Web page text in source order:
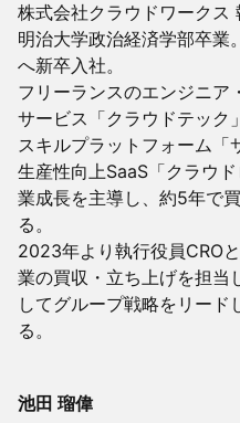
株式会社クラウドワークス
明治大学政治経済学部卒業
へ新卒入社。
フリーランスのエンジニア
サービス「クラウドテッ
スキルプラットフォーム「
生産性向上SaaS「クラウ
業成長を主導し、約5年で
る。
2023年より執行役員CRO
業の買収・立ち上げを担当
してグループ戦略をリード
る。
池田 瑠偉